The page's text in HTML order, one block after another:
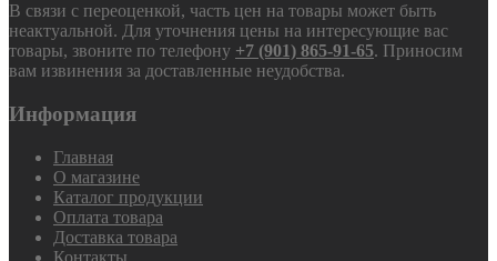
В связи с переоценкой, часть цен на товары может быть
неактуальной. Для уточнения цены на интересующие вас
товары, звоните по телефону +7 (901) 865-91-65. Приносим
вам извинения за доставленные неудобства.
Информация
Главная
О магазине
Каталог продукции
Оплата товара
Доставка товара
Контакты